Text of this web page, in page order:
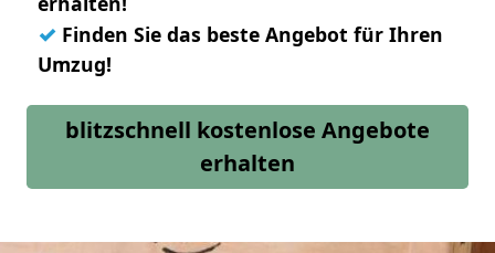
✓ Finden Sie das beste Angebot für Ihren
Umzug!
blitzschnell kostenlose Angebote
erhalten